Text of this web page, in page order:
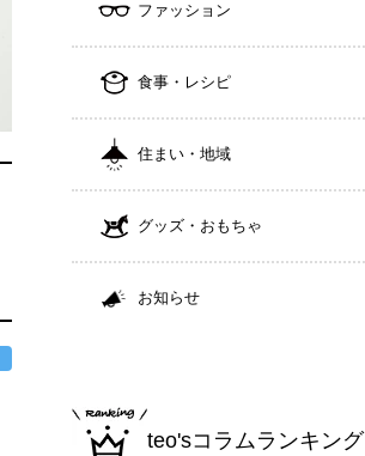
ファッション
食事・レシピ
住まい・地域
グッズ・おもちゃ
お知らせ
teo'sコラムランキング